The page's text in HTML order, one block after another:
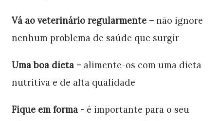
Vá ao veterinário regularmente – não ignore
nenhum problema de saúde que surgir
Uma boa dieta – alimente-os com uma dieta
nutritiva e de alta qualidade
Fique em forma - é importante para o seu